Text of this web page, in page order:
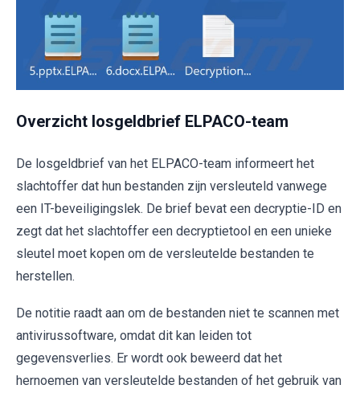
Overzicht losgeldbrief ELPACO-team
De losgeldbrief van het ELPACO-team informeert het
slachtoffer dat hun bestanden zijn versleuteld vanwege
een IT-beveiligingslek. De brief bevat een decryptie-ID en
zegt dat het slachtoffer een decryptietool en een unieke
sleutel moet kopen om de versleutelde bestanden te
herstellen.
De notitie raadt aan om de bestanden niet te scannen met
antivirussoftware, omdat dit kan leiden tot
gegevensverlies. Er wordt ook beweerd dat het
hernoemen van versleutelde bestanden of het gebruik van